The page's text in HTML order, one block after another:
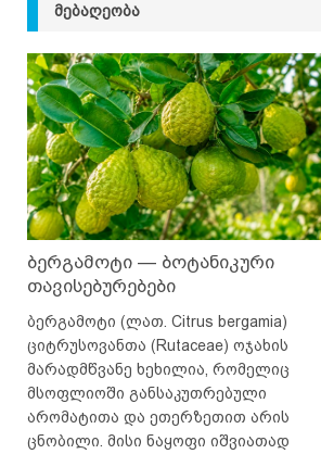
ᲛᲔᲑᲐᲦᲔᲝᲑᲐ
ბერგამოტი — ბოტანიკური
თავისებურებები
ბერგამოტი (ლათ. Citrus bergamia)
ციტრუსოვანთა (Rutaceae) ოჯახის
მარადმწვანე ხეხილია, რომელიც
მსოფლიოში განსაკუთრებული
არომატითა და ეთერზეთით არის
ცნობილი. მისი ნაყოფი იშვიათად